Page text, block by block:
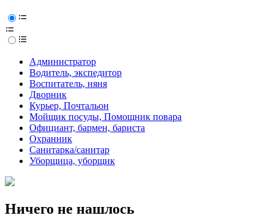
Администратор
Водитель, экспедитор
Воспитатель, няня
Дворник
Курьер, Почтальон
Мойщик посуды, Помощник повара
Официант, бармен, бариста
Охранник
Санитарка/санитар
Уборщица, уборщик
Ничего не нашлось